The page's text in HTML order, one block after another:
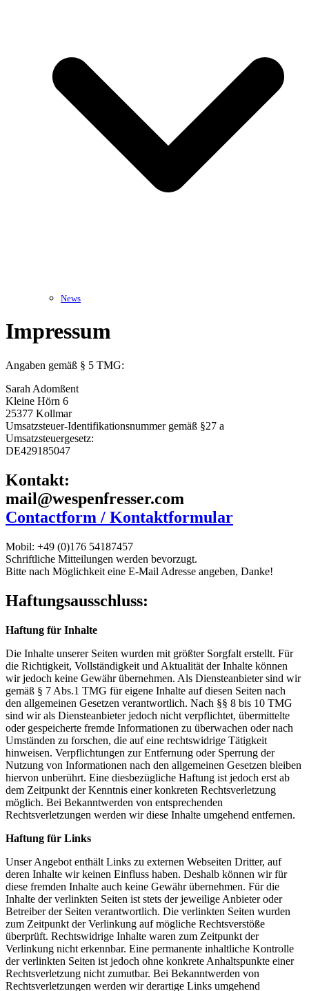
News
mobile
mobile
Impressum
Angaben gemäß § 5 TMG:
Sarah Adomßent
Kleine Hörn 6
25377 Kollmar
Umsatzsteuer-Identifikationsnummer gemäß §27 a
Umsatzsteuergesetz:
DE429185047
Kontakt:
mail@wespenfresser.com
Contactform / Kontaktformular
Mobil: +49 (0)176 54187457
Schriftliche Mitteilungen werden bevorzugt.
Bitte nach Möglichkeit eine E-Mail Adresse angeben, Danke!
Haftungsausschluss:
Haftung für Inhalte
Die Inhalte unserer Seiten wurden mit größter Sorgfalt erstellt. Für
die Richtigkeit, Vollständigkeit und Aktualität der Inhalte können
wir jedoch keine Gewähr übernehmen. Als Diensteanbieter sind wir
gemäß § 7 Abs.1 TMG für eigene Inhalte auf diesen Seiten nach
den allgemeinen Gesetzen verantwortlich. Nach §§ 8 bis 10 TMG
sind wir als Diensteanbieter jedoch nicht verpflichtet, übermittelte
oder gespeicherte fremde Informationen zu überwachen oder nach
Umständen zu forschen, die auf eine rechtswidrige Tätigkeit
hinweisen. Verpflichtungen zur Entfernung oder Sperrung der
Nutzung von Informationen nach den allgemeinen Gesetzen bleiben
hiervon unberührt. Eine diesbezügliche Haftung ist jedoch erst ab
dem Zeitpunkt der Kenntnis einer konkreten Rechtsverletzung
möglich. Bei Bekanntwerden von entsprechenden
Rechtsverletzungen werden wir diese Inhalte umgehend entfernen.
Haftung für Links
Unser Angebot enthält Links zu externen Webseiten Dritter, auf
deren Inhalte wir keinen Einfluss haben. Deshalb können wir für
diese fremden Inhalte auch keine Gewähr übernehmen. Für die
Inhalte der verlinkten Seiten ist stets der jeweilige Anbieter oder
Betreiber der Seiten verantwortlich. Die verlinkten Seiten wurden
zum Zeitpunkt der Verlinkung auf mögliche Rechtsverstöße
überprüft. Rechtswidrige Inhalte waren zum Zeitpunkt der
Verlinkung nicht erkennbar. Eine permanente inhaltliche Kontrolle
der verlinkten Seiten ist jedoch ohne konkrete Anhaltspunkte einer
Rechtsverletzung nicht zumutbar. Bei Bekanntwerden von
Rechtsverletzungen werden wir derartige Links umgehend